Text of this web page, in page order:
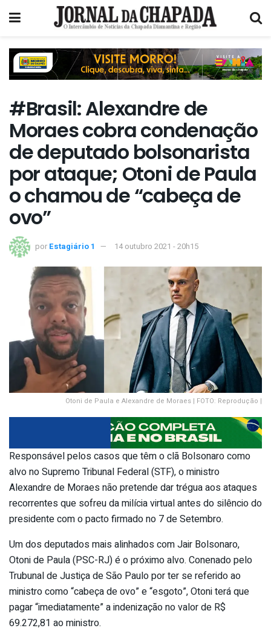
#Brasil: Alexandre de
Moraes cobra condenação
de deputado bolsonarista
por ataque; Otoni de Paula
o chamou de “cabeça de
ovo”
por Estagiário 1 14 outubro 2021 - 20h15
Otoni de Paula e Alexandre de Moraes | FOTO: Reprodução |
Responsável pelos casos que têm o clã Bolsonaro como
alvo no Supremo Tribunal Federal (STF), o ministro
Alexandre de Moraes não pretende dar trégua aos ataques
recorrentes que sofreu da milícia virtual antes do silêncio do
presidente com o pacto firmado no 7 de Setembro.
Um dos deputados mais alinhados com Jair Bolsonaro,
Otoni de Paula (PSC-RJ) é o próximo alvo. Conenado pelo
Trubunal de Justiça de São Paulo por ter se referido ao
ministro como “cabeça de ovo” e “esgoto”, Otoni terá que
pagar “imediatamente” a indenização no valor de R$
69.272,81 ao ministro.